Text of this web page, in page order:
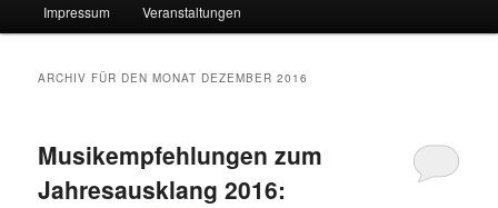
Inhalt
wechseln
sekundären
Impressum Veranstaltungen
ARCHIV FÜR DEN MONAT DEZEMBER 2016
Musikempfehlungen zum
Jahresausklang 2016: